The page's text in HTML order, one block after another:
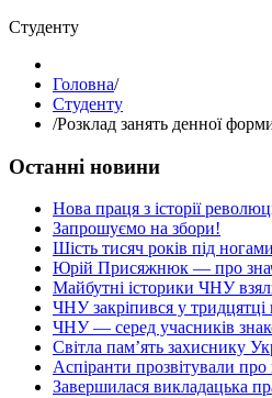
Студенту
Головна/
Студенту
/Розклад занять денної
Останні новини
Нова праця з історії
Запрошуємо на збори!
Шість тисяч років під
Юрій Присяжнюк — про
Майбутні історики ЧНУ
ЧНУ закріпився у тридцятці
ЧНУ — серед учасників
Світла пам’ять захиснику
Аспіранти прозвітували
Завершилася викладацька